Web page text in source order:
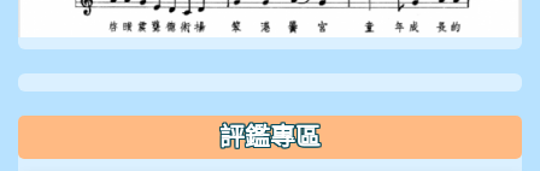
影
片
評鑑專區